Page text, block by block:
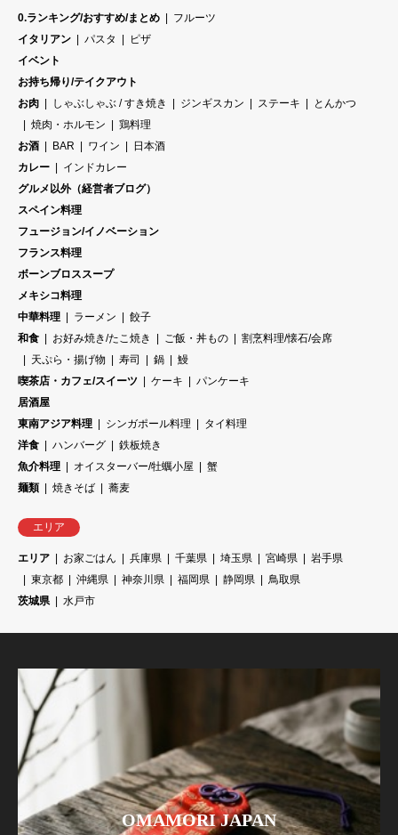
0.ランキング/おすすめ/まとめ
フルーツ
イタリアン
パスタ
ピザ
イベント
お持ち帰り/テイクアウト
お肉
しゃぶしゃぶ / すき焼き ジンギスカン ステーキ
とんかつ
焼肉・ホルモン
鶏料理
お酒
BAR ワイン
日本酒
カレー
インドカレー
グルメ以外（経営者ブログ）
スペイン料理
フュージョン/イノベーション
フランス料理
ボーンブロススープ
メキシコ料理
中華料理
ラーメン
餃子
和食
お好み焼き/たこ焼き ご飯・丼もの
割烹料理/懐石/会席
天ぷら・揚げ物
寿司 鍋
鰻
喫茶店・カフェ/スイーツ
ケーキ
パンケーキ
居酒屋
東南アジア料理
シンガポール料理
タイ料理
洋食
ハンバーグ
鉄板焼き
魚介料理
オイスターバー/牡蠣小屋
蟹
麺類
焼きそば 蕎麦
エリア
エリア お家ごはん 兵庫県 千葉県 埼玉県 宮崎県
岩手県
東京都
沖縄県 神奈川県 福岡県 静岡県
鳥取県
茨城県
水戸市
OMAMORI JAPAN